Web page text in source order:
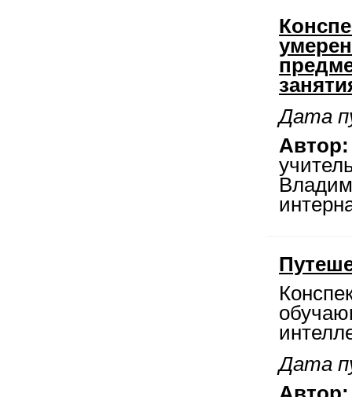
Дата
Автор:
Дата